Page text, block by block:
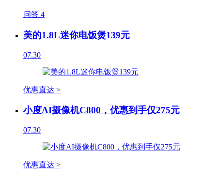
问答 4
美的1.8L迷你电饭煲139元
07.30
优惠直达 >
小度AI摄像机C800，优惠到手仅275元
07.30
优惠直达 >